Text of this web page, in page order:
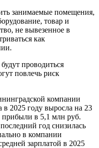
занимаемые помещения,
товар и
не вывезенное в
как
проводиться
повлечь риск
компании
году выросла на 23
в 5,1 млн руб.
год снизилась
в компании
зарплатой в 2025